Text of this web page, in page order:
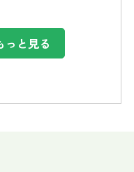
っと見る